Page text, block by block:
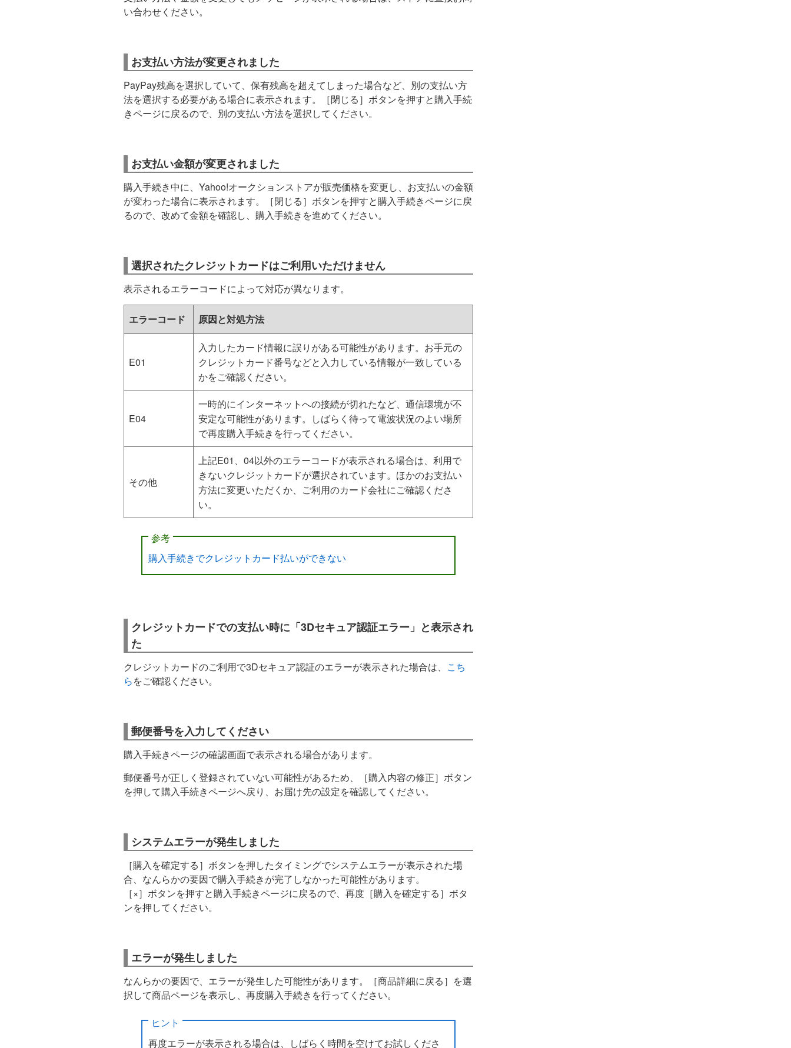
い合わせください。
お支払い方法が変更されました
PayPay残高を選択していて、保有残高を超えてしまった場合など、別の支払い方
法を選択する必要がある場合に表示されます。［閉じる］ボタンを押すと購入手続
きページに戻るので、別の支払い方法を選択してください。
お支払い金額が変更されました
購入手続き中に、Yahoo!オークションストアが販売価格を変更し、お支払いの金額
が変わった場合に表示されます。［閉じる］ボタンを押すと購入手続きページに戻
るので、改めて金額を確認し、購入手続きを進めてください。
選択されたクレジットカードはご利用いただけません
表示されるエラーコードによって対応が異なります。
エラーコード 原因と対処方法
E01
入力したカード情報に誤りがある可能性があります。お手元の
クレジットカード番号などと入力している情報が一致している
かをご確認ください。
E04
一時的にインターネットへの接続が切れたなど、通信環境が不
安定な可能性があります。しばらく待って電波状況のよい場所
で再度購入手続きを行ってください。
その他
上記E01、04以外のエラーコードが表示される場合は、利用で
きないクレジットカードが選択されています。ほかのお支払い
方法に変更いただくか、ご利用のカード会社にご確認くださ
い。
参考
購入手続きでクレジットカード払いができない
クレジットカードでの支払い時に「3Dセキュア認証エラー」と表示され
た
クレジットカードのご利用で3Dセキュア認証のエラーが表示された場合は、 こち
らをご確認ください。
郵便番号を入力してください
購入手続きページの確認画面で表示される場合があります。
郵便番号が正しく登録されていない可能性があるため、［購入内容の修正］ボタン
を押して購入手続きページへ戻り、お届け先の設定を確認してください。
システムエラーが発生しました
［購入を確定する］ボタンを押したタイミングでシステムエラーが表示された場
合、なんらかの要因で購入手続きが完了しなかった可能性があります。
［×］ボタンを押すと購入手続きページに戻るので、再度［購入を確定する］ボタ
ンを押してください。
エラーが発生しました
なんらかの要因で、エラーが発生した可能性があります。［商品詳細に戻る］を選
択して商品ページを表示し、再度購入手続きを行ってください。
ヒント
再度エラーが表示される場合は、しばらく時間を空けてお試しくださ